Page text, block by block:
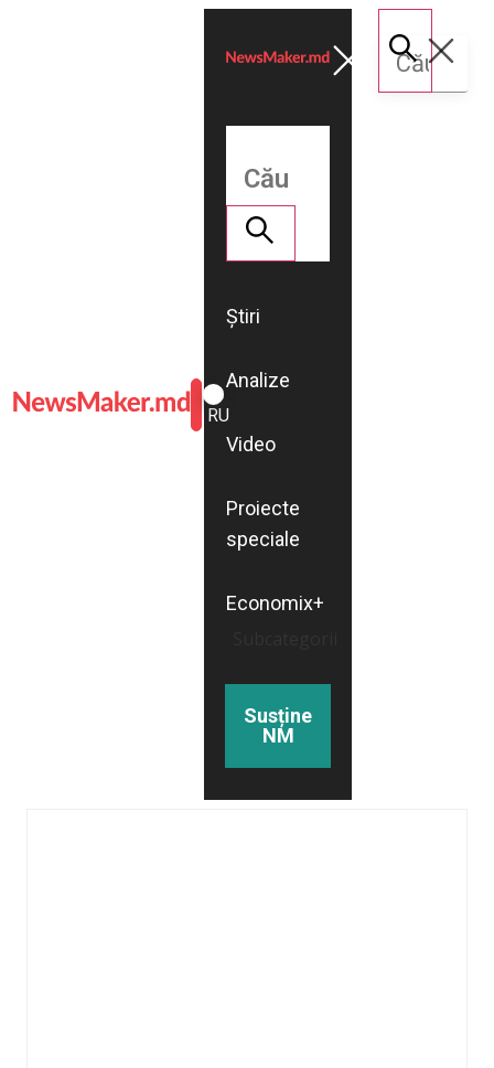
ROMÂNĂ
RU
Știri
Analize
Video
Proiecte
speciale
Economix+
Susține
NM